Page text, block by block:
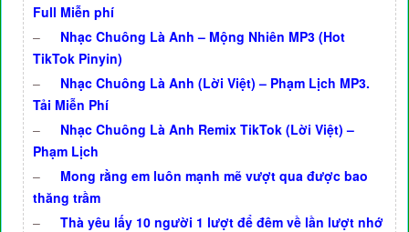
Full Miễn phí
–
Nhạc Chuông Là Anh – Mộng Nhiên MP3 (Hot
TikTok Pinyin)
–
Nhạc Chuông Là Anh (Lời Việt) – Phạm Lịch MP3.
Tải Miễn Phí
–
Nhạc Chuông Là Anh Remix TikTok (Lời Việt) –
Phạm Lịch
–
Mong rằng em luôn mạnh mẽ vượt qua được bao
thăng trầm
–
Thà yêu lấy 10 người 1 lượt để đêm về lần lượt nhớ